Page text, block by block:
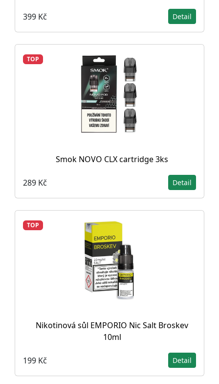
399 Kč Detail
TOP
Smok NOVO CLX cartridge 3ks
289 Kč Detail
TOP
Nikotinová sůl EMPORIO Nic Salt Broskev
10ml
199 Kč Detail